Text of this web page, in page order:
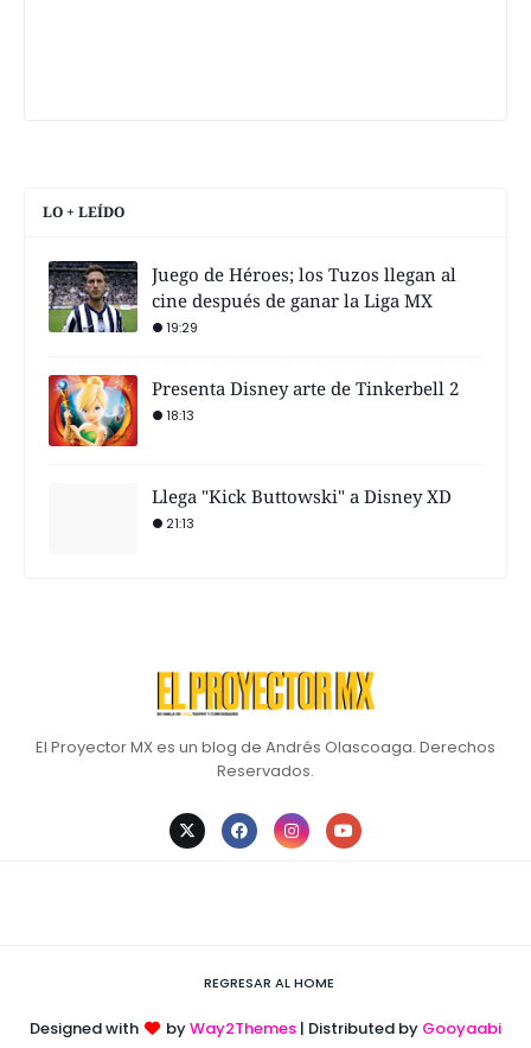
LO + LEÍDO
Juego de Héroes; los Tuzos llegan al
cine después de ganar la Liga MX
19:29
Presenta Disney arte de Tinkerbell 2
18:13
Llega "Kick Buttowski" a Disney XD
21:13
El Proyector MX es un blog de Andrés Olascoaga. Derechos
Reservados.
REGRESAR AL HOME
Designed with byWay2Themes | Distributed by Gooyaabi